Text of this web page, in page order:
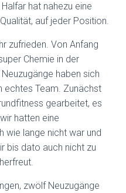
hat nahezu eine
auf jeder Position.
zufrieden. Von Anfang
Chemie in der
haben sich
echtes Team. Zunächst
gearbeitet, es
hatten eine
wie lange nicht war und
bis dato auch nicht zu
zwölf Neuzugänge